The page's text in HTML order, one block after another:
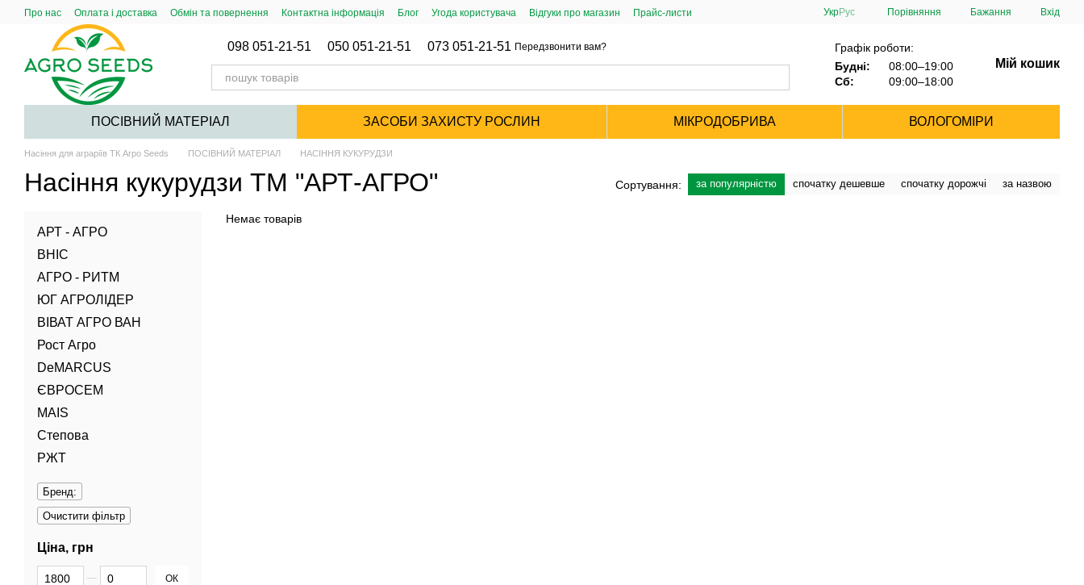
Перейти до основного контенту
Про нас Оплата і доставка Обмін та повернення Контактна інформація Блог Угода користувача Відгуки про магазин
Прайс-листи
Публічний договір (Оферта)
УкрРус Порівняння Бажання Вхід
098 051-21-51 050 051-21-51 073 051-21-51 Передзвонити вам?
Графік роботи:
Будні:
08:00–19:00
Сб:
09:00–18:00
Мій кошик
ПОСІВНИЙ МАТЕРІАЛ ЗАСОБИ ЗАХИСТУ РОСЛИН МІКРОДОБРИВА ВОЛОГОМІРИ
Насіння для аграріїв ТК Агро Seeds ПОСІВНИЙ МАТЕРІАЛ НАСІННЯ КУКУРУДЗИ
Насіння кукурудзи ТМ "АРТ-АГРО" Сортування: за популярністю спочатку дешевше спочатку дорожчі за назвою
Немає товарів
АРТ - АГРО
ВНІС
АГРО - РИТМ
ЮГ АГРОЛІДЕР
ВІВАТ АГРО ВАН
Рост Агро
DeMARCUS
ЄВРОСЕМ
MAIS
Степова
РЖТ
Бренд:
Очистити фільтр
Ціна, грн
Від Ціна, грн
До Ціна, грн ОК